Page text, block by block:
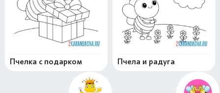
Пчелка с подарком Пчела и радуга